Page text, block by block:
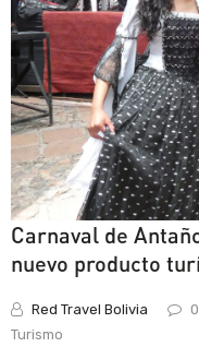
Carnaval de
nuevo producto
Red Travel Bolivia
Turismo